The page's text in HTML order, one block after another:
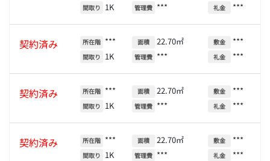
間取り 1K 管理費 *** 礼金 ***
契約済み 所在階 ***
間取り 1K
面積 22.70㎡
管理費 ***
敷金 ***
礼金 ***
契約済み 所在階 ***
間取り 1K
面積 22.70㎡
管理費 ***
敷金 ***
礼金 ***
契約済み 所在階 ***
間取り 1K
面積 22.70㎡
管理費 ***
敷金 ***
礼金 ***